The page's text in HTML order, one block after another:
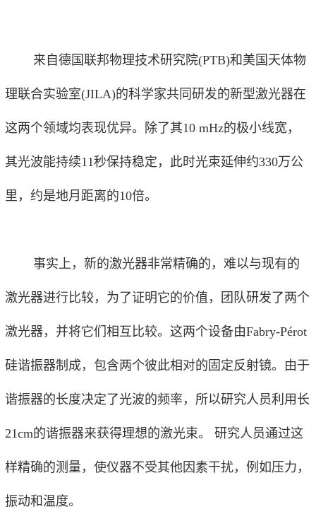
来自德国联邦物理技术研究院(PTB)和美国天体物
理联合实验室(JILA)的科学家共同研发的新型激光器在
这两个领域均表现优异。除了其10 mHz的极小线宽，
其光波能持续11秒保持稳定，此时光束延伸约330万公
里，约是地月距离的10倍。
事实上，新的激光器非常精确的，难以与现有的
激光器进行比较，为了证明它的价值，团队研发了两个
激光器，并将它们相互比较。这两个设备由Fabry-Pérot
硅谐振器制成，包含两个彼此相对的固定反射镜。由于
谐振器的长度决定了光波的频率，所以研究人员利用长
21cm的谐振器来获得理想的激光束。 研究人员通过这
样精确的测量，使仪器不受其他因素干扰，例如压力，
振动和温度。